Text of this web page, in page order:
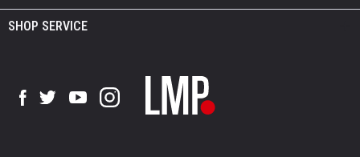
SHOP SERVICE